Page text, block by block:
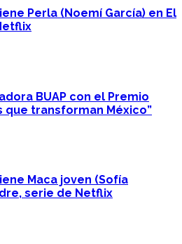
Perla (Noemí García) en El
BUAP con el Premio
que transforman México”
Maca joven (Sofía
serie de Netflix